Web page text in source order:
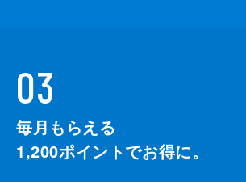
03
毎月もらえる
1,200ポイントでお得に。